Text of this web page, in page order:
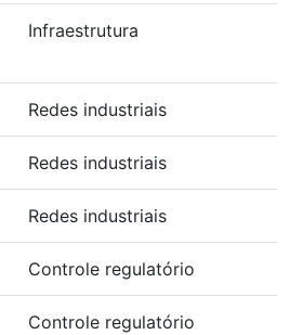
Infraestrutura
Redes industriais
Redes industriais
Redes industriais
Controle regulatório
Controle regulatório